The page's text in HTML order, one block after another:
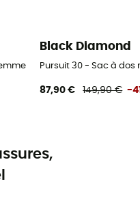
Black Diamond
Pursuit 30 - Sac à
87,90 € 149,90 € -